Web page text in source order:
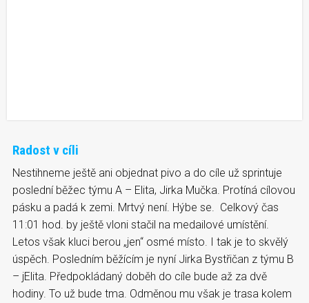
Radost v cíli
Nestihneme ještě ani objednat pivo a do cíle už sprintuje
poslední běžec týmu A – Elita, Jirka Mučka. Protíná cílovou
pásku a padá k zemi. Mrtvý není. Hýbe se. Celkový čas
11:01 hod. by ještě vloni stačil na medailové umístění.
Letos však kluci berou „jen“ osmé místo. I tak je to skvělý
úspěch. Posledním běžícím je nyní Jirka Bystřičan z týmu B
– jElita. Předpokládaný doběh do cíle bude až za dvě
hodiny. To už bude tma. Odměnou mu však je trasa kolem